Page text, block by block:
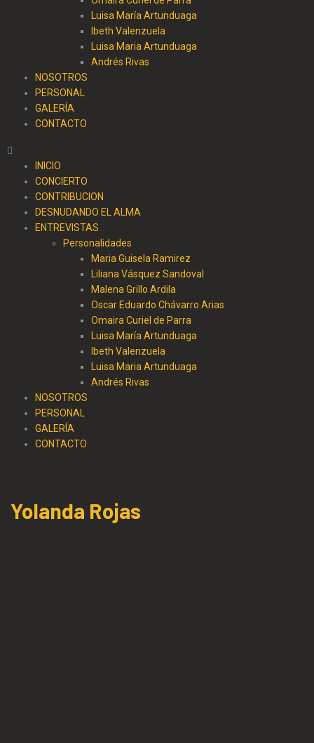
Luisa María Artunduaga
Ibeth Valenzuela
Luisa Maria Artunduaga
Andrés Rivas
NOSOTROS
PERSONAL
GALERÍA
CONTACTO
INICIO
CONCIERTO
CONTRIBUCION
DESNUDANDO EL ALMA
ENTREVISTAS
Personalidades
Maria Guisela Ramirez
Liliana Vásquez Sandoval
Malena Grillo Ardila
Oscar Eduardo Chávarro Arias
Omaira Curiel de Parra
Luisa María Artunduaga
Ibeth Valenzuela
Luisa Maria Artunduaga
Andrés Rivas
NOSOTROS
PERSONAL
GALERÍA
CONTACTO
Yolanda Rojas